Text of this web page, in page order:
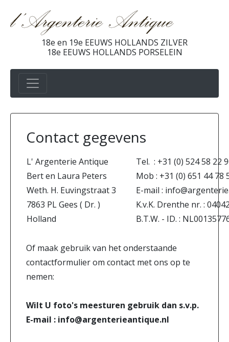
18e en 19e EEUWS HOLLANDS ZILVER
18e EEUWS HOLLANDS PORSELEIN
Contact gegevens
L' Argenterie Antique
Bert en Laura Peters
Weth. H. Euvingstraat 3
7863 PL Gees ( Dr. )
Holland
Tel. : +31 (0) 524 58 22
Mob : +31 (0) 651 44 78
E-mail :
K.v.K. Drenthe nr. :
B.T.W. - ID. :
Of maak gebruik van het onderstaande
contactformulier om contact met ons op te
nemen:
Wilt U foto's meesturen gebruik dan s.v.p.
E-mail : info@argenterieantique.nl